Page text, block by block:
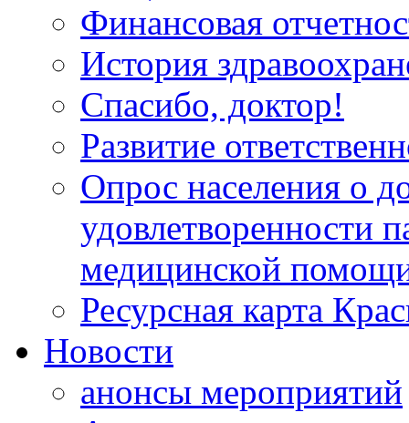
Финансовая
История
Спасибо, доктор!
Развитие
Опрос населения о
удовлетворенности
медицинской
Ресурсная карта
Новости
анонсы мероприятий